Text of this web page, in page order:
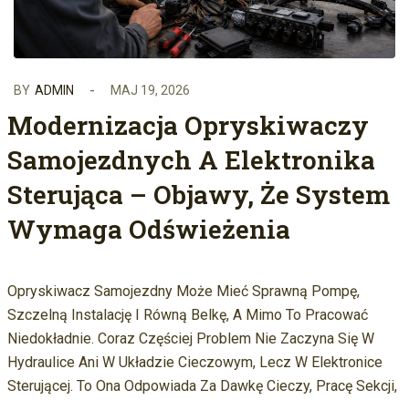
BY ADMIN MAJ 19, 2026
Modernizacja Opryskiwaczy
Samojezdnych A Elektronika
Sterująca – Objawy, Że System
Wymaga Odświeżenia
Opryskiwacz Samojezdny Może Mieć Sprawną Pompę,
Szczelną Instalację I Równą Belkę, A Mimo To Pracować
Niedokładnie. Coraz Częściej Problem Nie Zaczyna Się W
Hydraulice Ani W Układzie Cieczowym, Lecz W Elektronice
Sterującej. To Ona Odpowiada Za Dawkę Cieczy, Pracę Sekcji,